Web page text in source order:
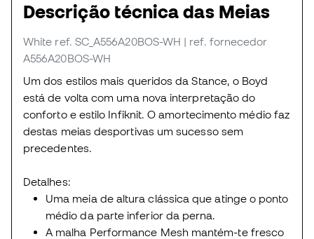
Descrição técnica das Meias
White ref. SC_A556A20BOS-WH | ref. fornecedor
A556A20BOS-WH
Um dos estilos mais queridos da Stance, o Boyd
está de volta com uma nova interpretação do
conforto e estilo Infiknit. O amortecimento médio faz
destas meias desportivas um sucesso sem
precedentes.
Detalhes:
Uma meia de altura clássica que atinge o ponto
médio da parte inferior da perna.
A malha Performance Mesh mantém-te fresco